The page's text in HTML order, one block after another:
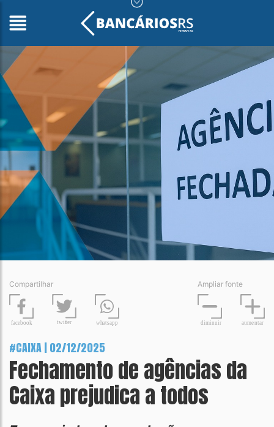
Compartilhar
facebook twitter whatsapp
Ampliar fonte
diminuir aumentar
#CAIXA | 02/12/2025
Fechamento de agências da
Caixa prejudica a todos